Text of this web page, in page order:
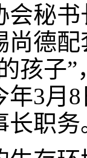
秘书
尚德
孩子
年3月 8
长职务